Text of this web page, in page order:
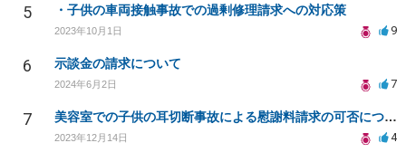
5 ・子供の車両接触事故での過剰修理請求への対応策
2023年10月1日 9
6 示談金の請求について
2024年6月2日 7
7 美容室での子供の耳切断事故による慰謝料請求の可否について
2023年12月14日 4